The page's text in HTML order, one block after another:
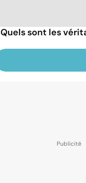
Quels sont les